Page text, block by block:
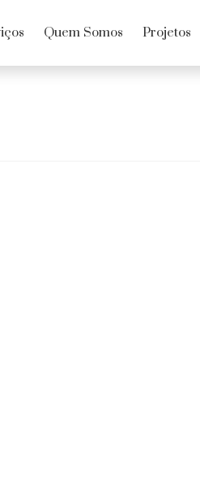
Quem Somos Projetos